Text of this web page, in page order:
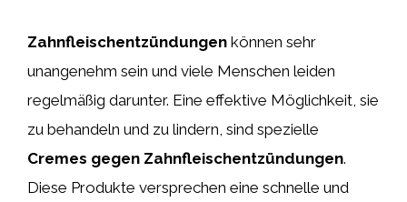
Zahnfleischentzündungen können sehr
unangenehm sein und viele Menschen leiden
regelmäßig darunter. Eine effektive Möglichkeit, sie
zu behandeln und zu lindern, sind spezielle
Cremes gegen Zahnfleischentzündungen.
Diese Produkte versprechen eine schnelle und